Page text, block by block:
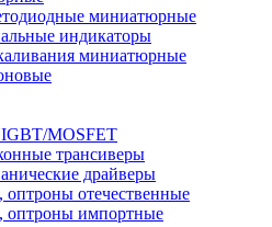
миниатюрные
индикаторы
миниатюрные
MOSFET
трансиверы
драйверы
отечественные
оптроны импортные